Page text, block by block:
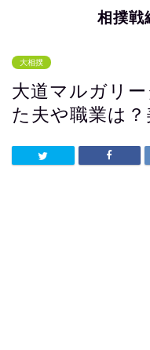
相撲戦
大相撲
大道マルガリ
た夫や職業は？